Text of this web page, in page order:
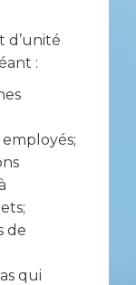
d’unité
:
de
qui